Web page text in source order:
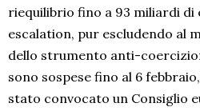
riequilibrio fino a 93 miliardi di
escalation, pur escludendo al
dello strumento anti-
sono sospese fino al 6
stato convocato un Consiglio